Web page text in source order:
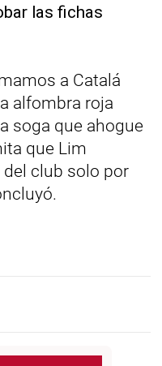
las fichas
a Catalá
alfombra roja
soga que ahogue
que Lim
club solo por